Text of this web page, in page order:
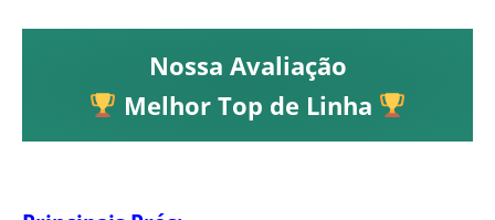
Nossa Avaliação
Melhor Top de Linha